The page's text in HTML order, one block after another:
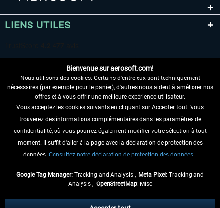
LIENS UTILES
RENONCER AU CONTRAT ICI
INFORMATIONS
NE MANQUEZ PAS LES DERNIÈRES
échéant, frais de remboursement, si aucune description contraire.
Bienvenue sur aerosoft.com!
Nous utilisons des cookies. Certains d'entre eux sont techniquement
nécessaires (par exemple pour le panier), d'autres nous aident à améliorer nos
offres et à vous offrir une meilleure expérience utilisateur.
Vous acceptez les cookies suivants en cliquant sur Accepter tout. Vous
trouverez des informations complémentaires dans les paramètres de
confidentialité, où vous pourrez également modifier votre sélection à tout
moment. Il suffit d'aller à la page avec la déclaration de protection des
données. Consultez notre déclaration de protection des données.
Google Tag Manager: Tracking and Analysis , Meta Pixel: Tracking and
Analysis , OpenStreetMap:Misc